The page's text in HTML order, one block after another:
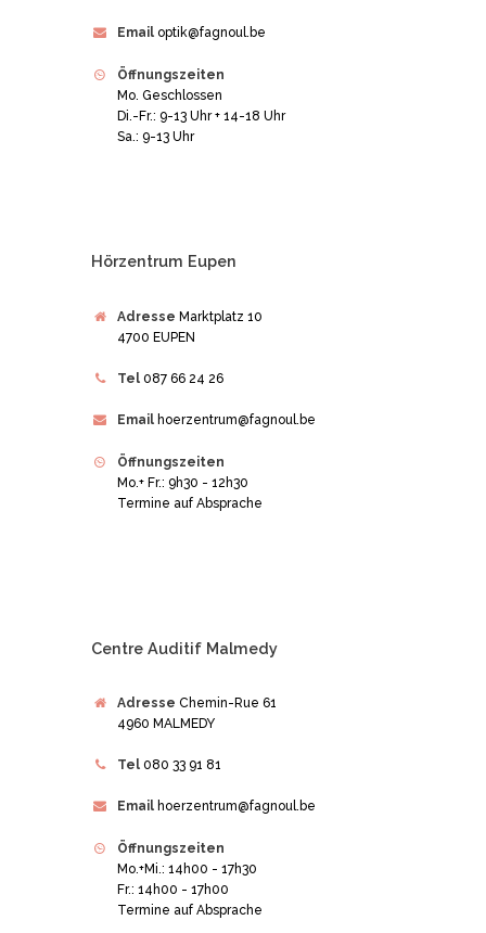
Email optik@fagnoul.be
Öffnungszeiten
Mo. Geschlossen
Di.-Fr.: 9-13 Uhr + 14-18 Uhr
Sa.: 9-13 Uhr
Hörzentrum Eupen
Adresse Marktplatz 10
4700 EUPEN
Tel 087 66 24 26
Email hoerzentrum@fagnoul.be
Öffnungszeiten
Mo.+ Fr.: 9h30 - 12h30
Termine auf Absprache
Centre Auditif Malmedy
Adresse Chemin-Rue 61
4960 MALMEDY
Tel 080 33 91 81
Email hoerzentrum@fagnoul.be
Öffnungszeiten
Mo.+Mi.: 14h00 - 17h30
Fr.: 14h00 - 17h00
Termine auf Absprache